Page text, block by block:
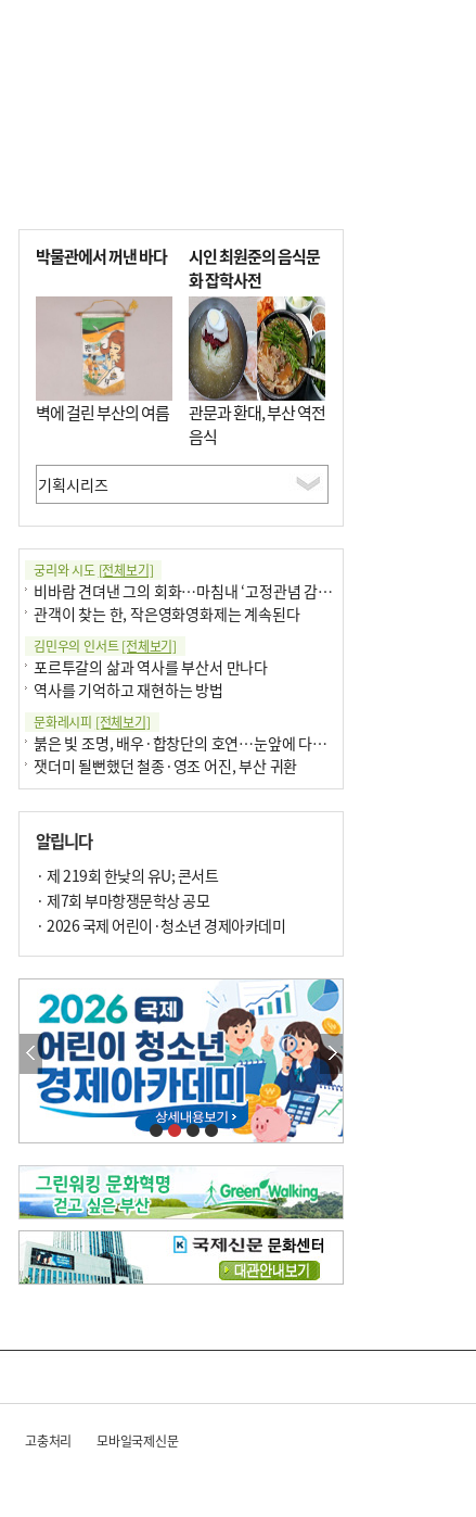
박물관에서 꺼낸 바다
벽에 걸린 부산의 여름
시인 최원준의 음식문
화 잡학사전
관문과 환대, 부산 역전
음식
궁리와 시도 [전체보기]
비바람 견뎌낸 그의 회화…마침내 ‘고정관념 감옥’서 해방
관객이 찾는 한, 작은영화영화제는 계속된다
김민우의 인서트[전체보기]
포르투갈의 삶과 역사를 부산서 만나다
역사를 기억하고 재현하는 방법
문화레시피 [전체보기]
붉은 빛 조명, 배우·합창단의 호연…눈앞에 다가온 부산오페라하우스
잿더미 될뻔했던 철종·영조 어진, 부산 귀환
현실의 고통, 은유의 詩로 담다 外
달구비·여우비…다양한 비 이름 外
박현주의 책 이야기[전체보기]
세계유산 ‘한국의 갯벌’ 얼마나 알고 있나요
문재필-여름_저녁무렵의호수
이 한편의 시조[전체보기]
참선 /오기환
고향 /김진규
주말 영화 박스오피스[전체보기]
‘스파이더맨’ 개봉 5일 만에 300만 돌풍…박스오피스·예매율 동시 1위
‘호프’ 개봉 11일 만에 관객 300만…‘스파이더맨’ 예매율 68.8% 1위
오늘의 운세- [전체보기]
오늘의 운세- 2026년 8월 6일 (음 6월 24일)
오늘의 운세- 2026년 8월 5일 (음 6월 23일)
조해훈의 고전 속 이 문장 [전체보기]
입추 지났는데도 덥다며 신유안에게 보낸 박규수의 편지
알립니다
· 제 219회 한낮의 유U; 콘서트
· 제7회 부마항쟁문학상 공모
· 2026 국제 어린이·청소년 경제아카데미
고충처리
모바일국제신문